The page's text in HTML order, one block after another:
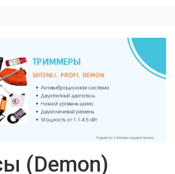
(Demon)